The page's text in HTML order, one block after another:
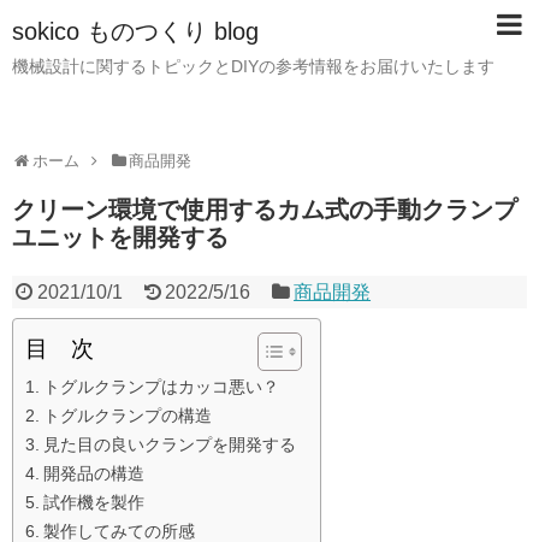
sokico ものつくり blog
機械設計に関するトピックとDIYの参考情報をお届けいたします
ホーム 商品開発
クリーン環境で使用するカム式の手動クランプ
ユニットを開発する
2021/10/1 2022/5/16 商品開発
目 次
トグルクランプはカッコ悪い？
トグルクランプの構造
見た目の良いクランプを開発する
開発品の構造
試作機を製作
製作してみての所感